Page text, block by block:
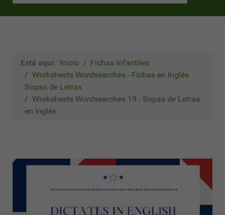
Está aquí: Inicio
Fichas Infantiles
Worksheets Wordsearches - Fichas en Inglés
Sopas de Letras
Worksheets Wordsearches 19 - Sopas de Letras
en Inglés